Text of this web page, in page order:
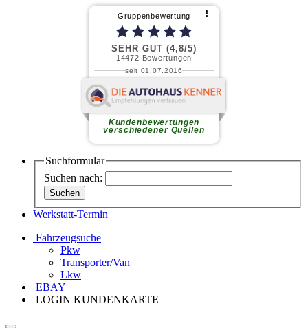
Gruppenbewertung ⠇
SEHR GUT (4,8/5)
14472 Bewertungen
seit 01.07.2016
Kundenbewertungen
verschiedener Quellen
Friedhelm J.
Freundliches Personal,
Leistungsverhältnis.weiterlesen
Suchformular
Suchen nach:
Werkstatt-Termin
Fahrzeugsuche
Pkw
Transporter/Van
Lkw
EBAY
LOGIN KUNDENKARTE